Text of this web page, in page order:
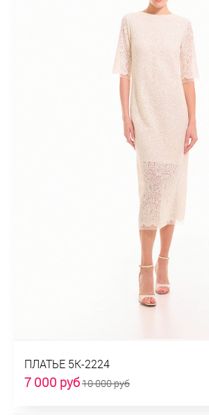
ПЛАТЬЕ 5К-2224
7 000 руб10 000 руб